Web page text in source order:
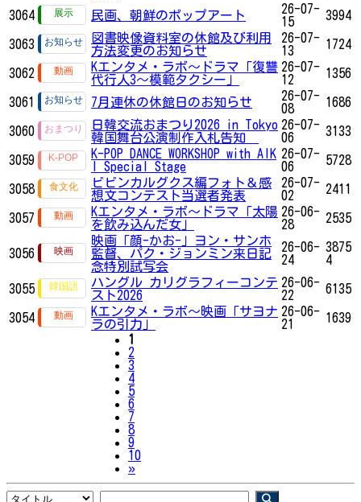
3064 民画、朝鮮のポップアート
26-07-
15
3994
3063
図書映像資料室の休館及び利用
方法変更のお知らせ
26-07-
13
1724
3062
Kエンタメ・ラボ～ドラマ「復讐
代行人3～模範タクシー」
26-07-
12
1356
3061 7月連休の休館日のお知らせ
26-07-
08
1686
3060
日韓交流おまつり2026 in Tokyo
韓国舞台公演制作入札告知
26-07-
06
3133
3059
K-POP DANCE WORKSHOP with AIK
I Special Stage
26-07-
06
5728
3058
ビビンカルグクス編フォト＆感
想文コンテスト当選者発表
26-07-
02
2411
3057
Kエンタメ・ラボ～ドラマ「太陽
を飲み込んだ女」
26-06-
28
2535
3056
映画「顔-かお-」ヨン・サンホ
監督、パク・ジョンミン来日記
念特別試写会
26-06-
24
3875
4
3055
ハングル カリグラフィーコンテ
スト2026
26-06-
22
6135
3054
Kエンタメ・ラボ～映画「サヨナ
ラの引力」
26-06-
21
1639
1
2
3
4
5
6
7
8
9
10
»Next